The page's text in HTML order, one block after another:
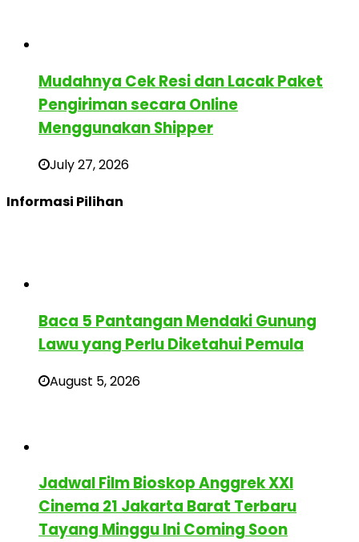
Mudahnya Cek Resi dan Lacak Paket
Pengiriman secara Online
Menggunakan Shipper
July 27, 2026
Informasi Pilihan
Baca 5 Pantangan Mendaki Gunung
Lawu yang Perlu Diketahui Pemula
August 5, 2026
Jadwal Film Bioskop Anggrek XXI
Cinema 21 Jakarta Barat Terbaru
Tayang Minggu Ini Coming Soon